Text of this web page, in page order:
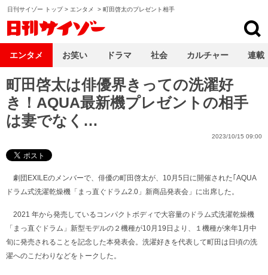
日刊サイゾー トップ> エンタメ > 町田啓太のプレゼント相手
町田啓太は俳優界きっての洗濯好
き！AQUA最新機プレゼントの相手
は妻でなく…
2023/10/15 09:00
劇団EXILEのメンバーで、俳優の町田啓太が、10月5日に開催された｢AQUA
ドラム式洗濯乾燥機「まっ直ぐドラム2.0」新商品発表会」に出席した。
2021 年から発売しているコンパクトボディで大容量のドラム式洗濯乾燥機
「まっ直ぐドラム」新型モデルの２機種が10月19日より、１機種が来年1月中
旬に発売されることを記念した本発表会。洗濯好きを代表して町田は日頃の洗
濯へのこだわりなどをトークした。
エンタメ お笑い ドラマ 社会 カルチャー 連載